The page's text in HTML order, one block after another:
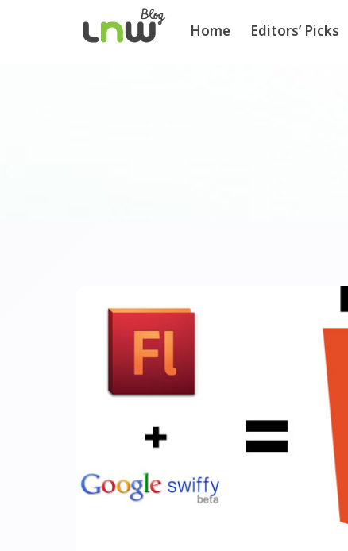
Home Editors’ Picks